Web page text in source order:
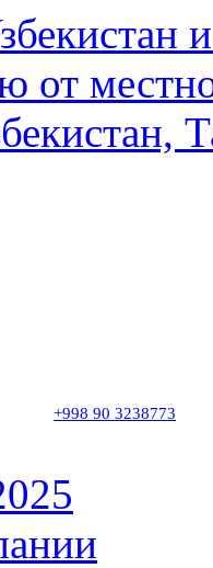
от
+998 90 3238773